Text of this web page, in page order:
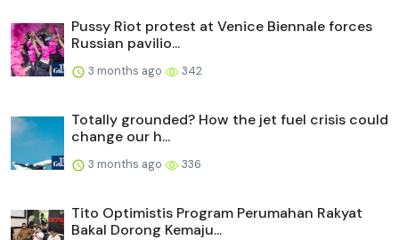
Pussy Riot protest at Venice Biennale forces
Russian pavilio...
3 months ago 342
Totally grounded? How the jet fuel crisis could
change our h...
3 months ago 336
Tito Optimistis Program Perumahan Rakyat
Bakal Dorong Kemaju...